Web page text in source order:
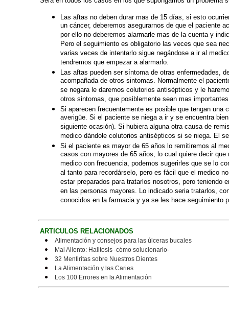
Las aftas no deben durar mas de 15 días, si esto
un cáncer, deberemos asegurarnos de que el paciente
por ello no deberemos alarmarle mas de la cuenta y
Pero el seguimiento es obligatorio las veces que sea
varias veces de intentarlo sigue negándose a ir al
tendremos que empezar a alarmarlo.
Las aftas pueden ser síntoma de otras enfermedades,
acompañada de otros sintomas. Normalmente el
se negara le daremos colutorios antisépticos y le
otros sintomas, que posiblemente sean mas
Si aparecen frecuentemente es posible que tengan una
averigüe. Si el paciente se niega a ir y se encuentra
siguiente ocasión). Si hubiera alguna otra causa de
medico dándole colutorios antisépticos si se niega. El
Si el paciente es mayor de 65 años lo remitiremos al
casos con mayores de 65 años, lo cual quiere decir
medico con frecuencia, podemos sugerirles que se lo
al tanto para recordárselo, pero es fácil que el medico
estar preparados para tratarlos nosotros, pero teniendo
en las personas mayores. Lo indicado seria tratarlos,
conocidos en la farmacia y ya se les hace seguimiento
ARTICULOS RELACIONADOS
Alimentación y consejos para las úlceras bucales
Mal Aliento: Halitosis -cómo solucionarlo-
32 Mentiritas sobre Nuestros Dientes
La Alimentación y las Caries
Los 100 Errores en la Alimentación